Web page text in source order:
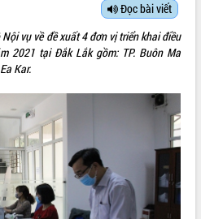
Đọc bài viết
vụ về đề xuất 4 đơn vị triển khai điều
2021 tại Đắk Lắk gồm: TP. Buôn Ma
Kar.